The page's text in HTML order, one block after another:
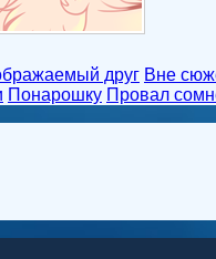
друг Вне
Понарошку Провал